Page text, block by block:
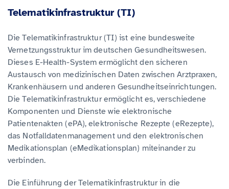
Telematikinfrastruktur (TI)
Die Telematikinfrastruktur (TI) ist eine bundesweite
Vernetzungsstruktur im deutschen Gesundheitswesen.
Dieses E-Health-System ermöglicht den sicheren
Austausch von medizinischen Daten zwischen Arztpraxen,
Krankenhäusern und anderen Gesundheitseinrichtungen.
Die Telematikinfrastruktur ermöglicht es, verschiedene
Komponenten und Dienste wie elektronische
Patientenakten (ePA), elektronische Rezepte (eRezepte),
das Notfalldatenmanagement und den elektronischen
Medikationsplan (eMedikationsplan) miteinander zu
verbinden.
Die Einführung der Telematikinfrastruktur in die